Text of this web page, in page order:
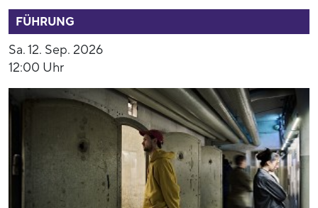
FÜHRUNG
Sa. 12. Sep. 2026
12:00 Uhr